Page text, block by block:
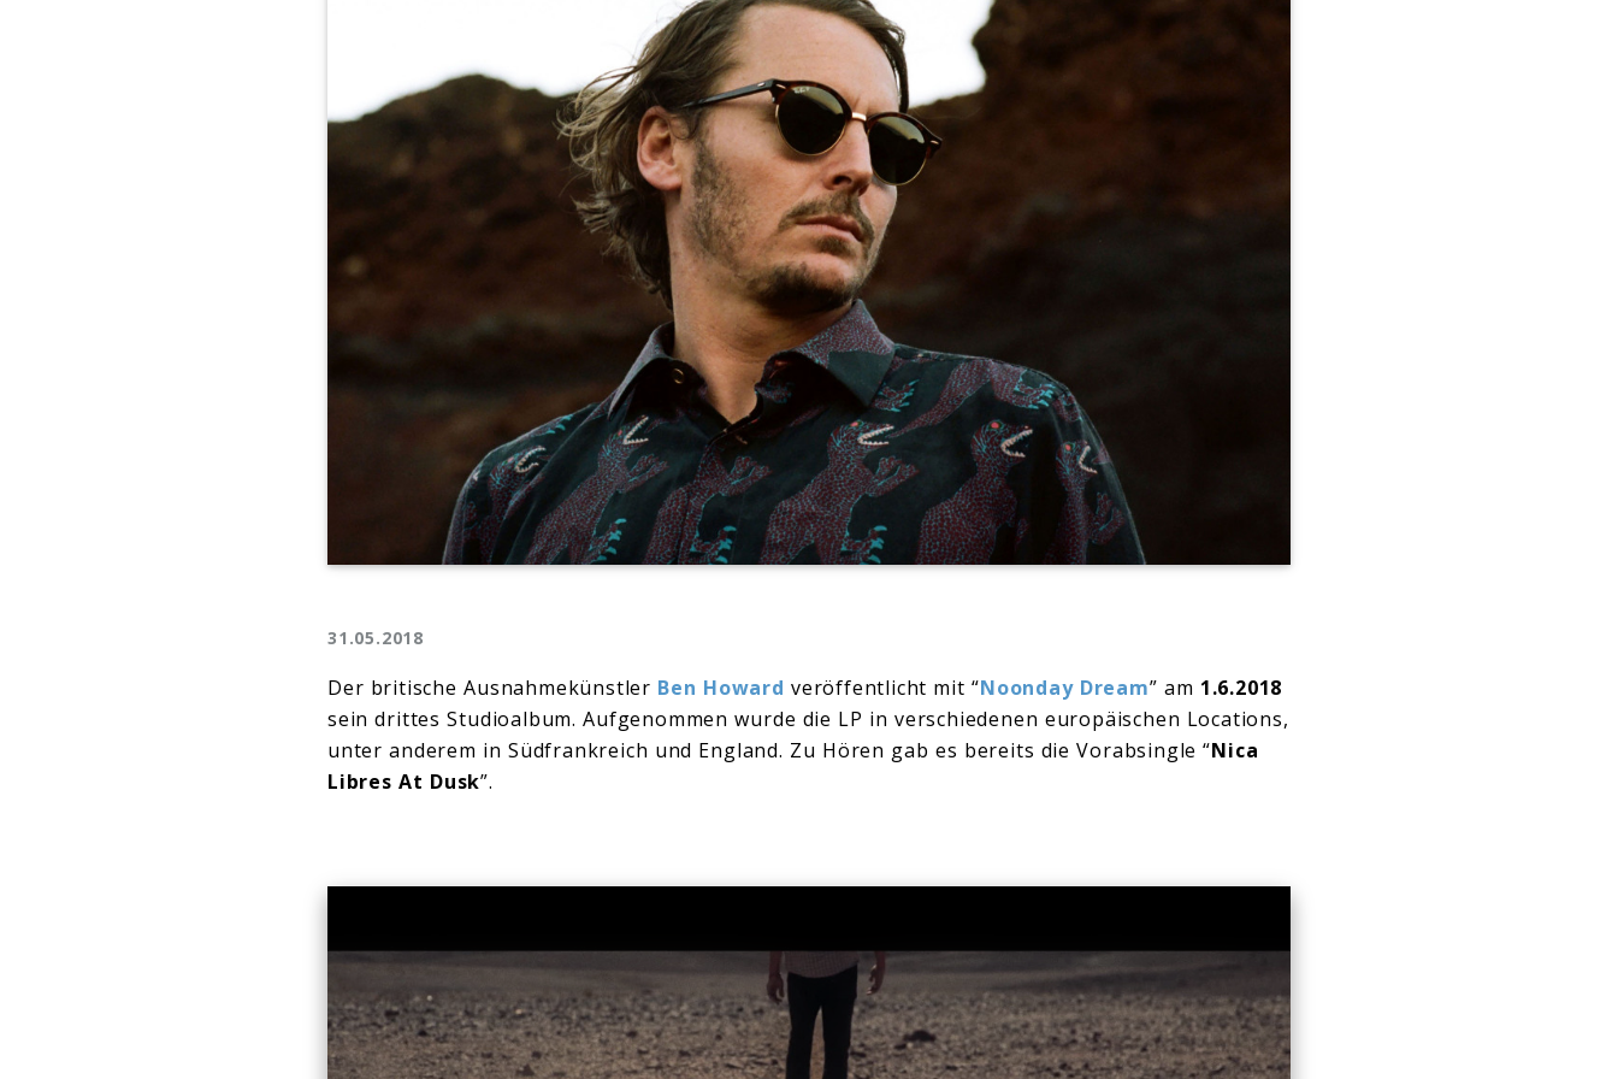
31.05.2018
Der britische Ausnahmekünstler Ben Howard veröffentlicht mit “Noonday Dream” am 1.6.2018
sein drittes Studioalbum. Aufgenommen wurde die LP in verschiedenen europäischen Locations,
unter anderem in Südfrankreich und England. Zu Hören gab es bereits die Vorabsingle “Nica
Libres At Dusk”.